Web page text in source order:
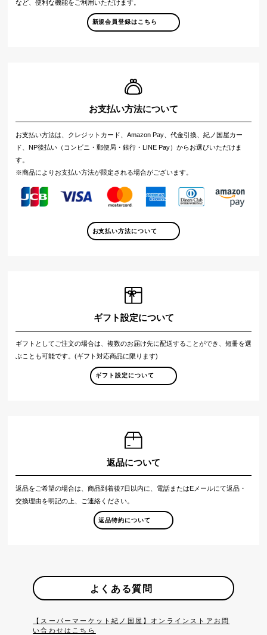
など、便利な機能をご利用いただけます。
新規会員登録はこちら
お支払い方法について
お支払い方法は、クレジットカード、Amazon Pay、代金引換、紀ノ国屋カー
ド、NP後払い（コンビニ・郵便局・銀行・LINE Pay）からお選びいただけま
す。
※商品によりお支払い方法が限定される場合がございます。
お支払い方法について
ギフト設定について
ギフトとしてご注文の場合は、複数のお届け先に配送することができ、短冊を選
ぶことも可能です。(ギフト対応商品に限ります)
ギフト設定について
返品について
返品をご希望の場合は、商品到着後7日以内に、電話またはEメールにて返品・
交換理由を明記の上、ご連絡ください。
返品特約について
よくある質問
【スーパーマーケット紀ノ国屋】オンラインストアお問
い合わせはこちら